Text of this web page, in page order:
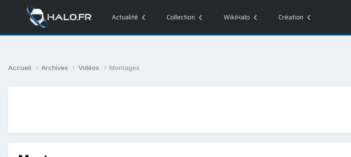
Actualité Collection WikiHalo Création
Accueil Archives Vidéos Montages